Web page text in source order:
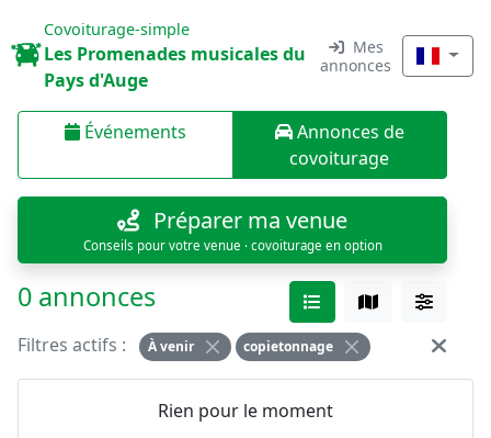
Covoiturage-simple
Les Promenades musicales du
Pays d'Auge
Mes
annonces
Événements
Annonces de
covoiturage
Préparer ma venue
Conseils pour votre venue · covoiturage en option
0 annonces
Filtres actifs : À venir copietonnage
Rien pour le moment